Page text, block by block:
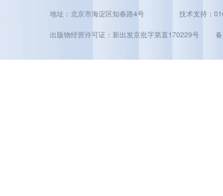
地址：北京市海淀区知春路4号 技术支持：
出版物经营许可证：新出发京批字第直170229号